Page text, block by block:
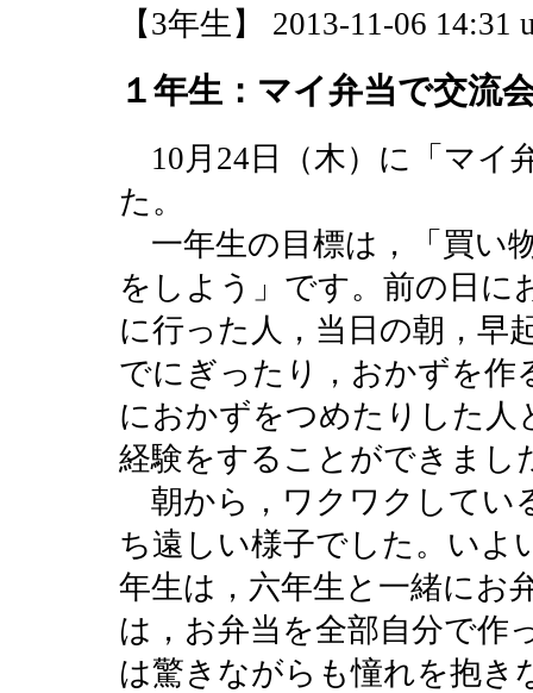
【3年生】 2013-11-06 14:31
１年生：マイ弁当で交流
10月24日（木）に「マイ
た。
一年生の目標は，「買い
をしよう」です。前の日に
に行った人，当日の朝，早
でにぎったり，おかずを作
におかずをつめたりした
経験をすることができまし
朝から，ワクワクしてい
ち遠しい様子でした。いよ
年生は，六年生と一緒にお
は，お弁当を全部自分で作
は驚きながらも憧れを抱き